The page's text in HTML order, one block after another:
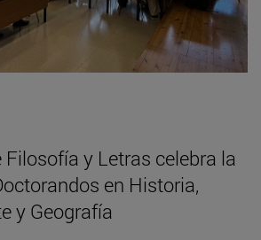
y Letras celebra la
en Historia,
y Geografía